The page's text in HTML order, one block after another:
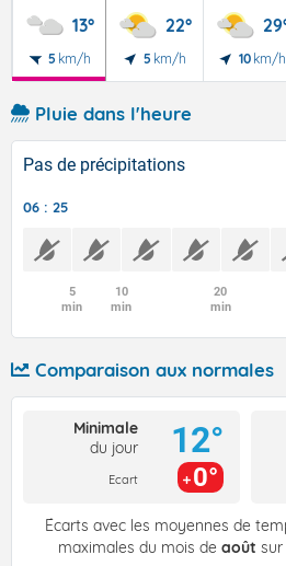
13°
5 km/h
22°
5 km/h 10 km/h
Pluie dans l'heure
Pas de précipitations
06 : 25
5
min
10
min
20
min
Comparaison aux normales
Minimale
du jour
Ecart
12°
0°
Écarts avec les moyennes de
maximales du mois de août sur